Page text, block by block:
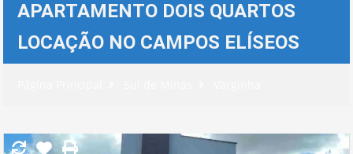
APARTAMENTO DOIS QUARTOS
LOCAÇÃO NO CAMPOS ELÍSEOS